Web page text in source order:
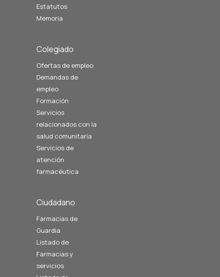
Estatutos
Memoria
Colegiado
Ofertas de empleo
Demandas de
empleo
Formación
Servicios
relacionados con la
salud comunitaria
Servicios de
atención
farmacéutica
Ciudadano
Farmacias de
Guardia
Listado de
Farmacias y
servicios